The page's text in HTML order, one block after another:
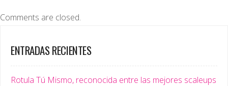
Comments are closed.
ENTRADAS RECIENTES
Rotula Tú Mismo, reconocida entre las mejores scaleups